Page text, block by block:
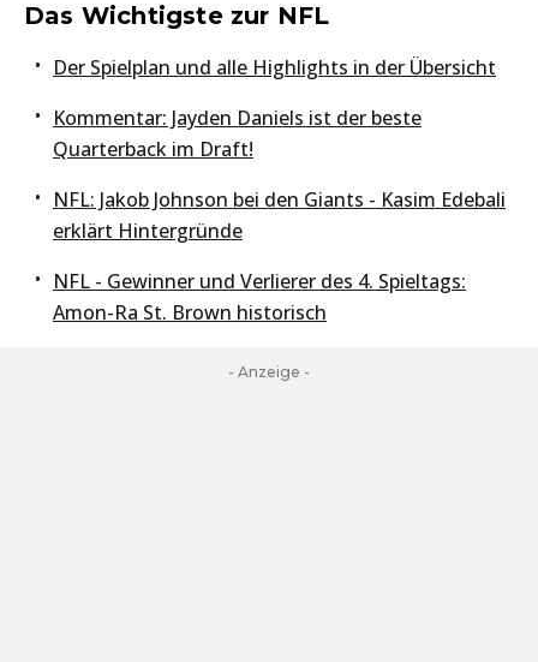
Das Wichtigste zur NFL
Der Spielplan und alle Highlights in der Übersicht
Kommentar: Jayden Daniels ist der beste
Quarterback im Draft!
NFL: Jakob Johnson bei den Giants - Kasim Edebali
erklärt Hintergründe
NFL - Gewinner und Verlierer des 4. Spieltags:
Amon-Ra St. Brown historisch
- Anzeige -